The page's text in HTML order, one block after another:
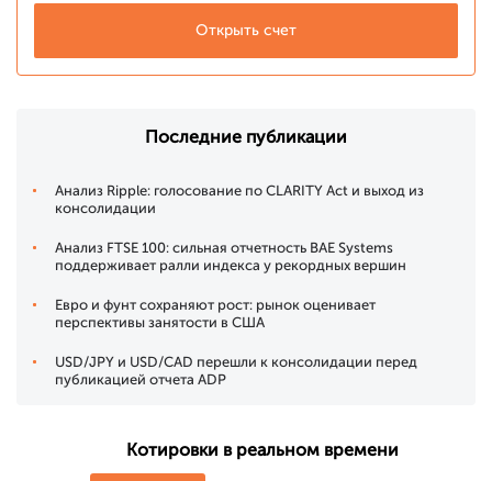
Открыть счет
Последние публикации
Анализ Ripple: голосование по CLARITY Act и выход из
консолидации
Анализ FTSE 100: сильная отчетность BAE Systems
поддерживает ралли индекса у рекордных вершин
Евро и фунт сохраняют рост: рынок оценивает
перспективы занятости в США
USD/JPY и USD/CAD перешли к консолидации перед
публикацией отчета ADP
Котировки в реальном времени